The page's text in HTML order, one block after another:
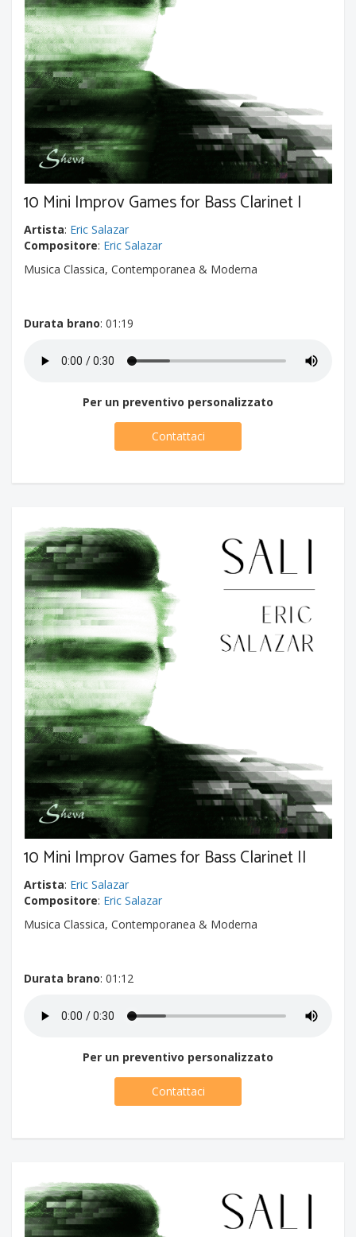
10 Mini Improv Games for Bass Clarinet I
Artista: Eric Salazar
Compositore: Eric Salazar
Musica Classica, Contemporanea & Moderna
Durata brano: 01:19
Per un preventivo personalizzato
Contattaci
10 Mini Improv Games for Bass Clarinet II
Artista: Eric Salazar
Compositore: Eric Salazar
Musica Classica, Contemporanea & Moderna
Durata brano: 01:12
Per un preventivo personalizzato
Contattaci